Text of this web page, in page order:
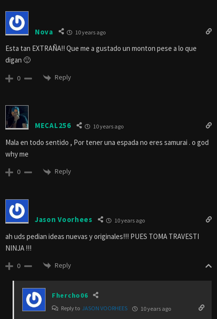
Nova 10 years ago
Esta tan EXTRAÑA!! Que me a gustado un monton pese a lo que
digan 🙂
0 Reply
MECAL256 10 years ago
Mala en todo sentido , Por tener una espada no eres samurai . o god
why me
0 Reply
Jason Voorhees 10 years ago
ah uds pedian ideas nuevas y originales!!! PUES TOMA TRAVESTI
NINJA !!!
0 Reply
Fhercho06
Reply to JASON VOORHEES 10 years ago